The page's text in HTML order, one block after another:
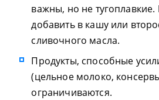
важны, но не тугоплавкие.
добавить в кашу или
сливочного масла.
Продукты, способные
(цельное молоко,
ограничиваются.